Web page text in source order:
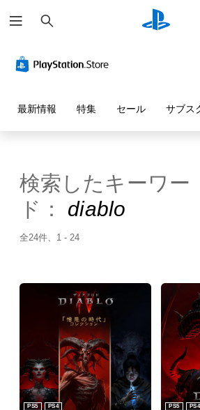
索
最新情報 特集 セール サブス
検索したキーワー
ド：
diablo
全24件、1 - 24
PS5 PS4 PS5 PS4